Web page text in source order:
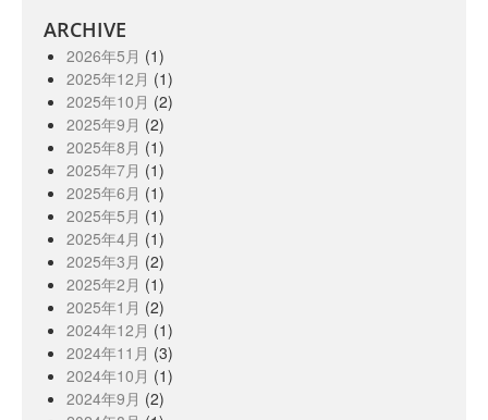
ARCHIVE
2026年5月 (1)
2025年12月 (1)
2025年10月 (2)
2025年9月 (2)
2025年8月 (1)
2025年7月 (1)
2025年6月 (1)
2025年5月 (1)
2025年4月 (1)
2025年3月 (2)
2025年2月 (1)
2025年1月 (2)
2024年12月 (1)
2024年11月 (3)
2024年10月 (1)
2024年9月 (2)